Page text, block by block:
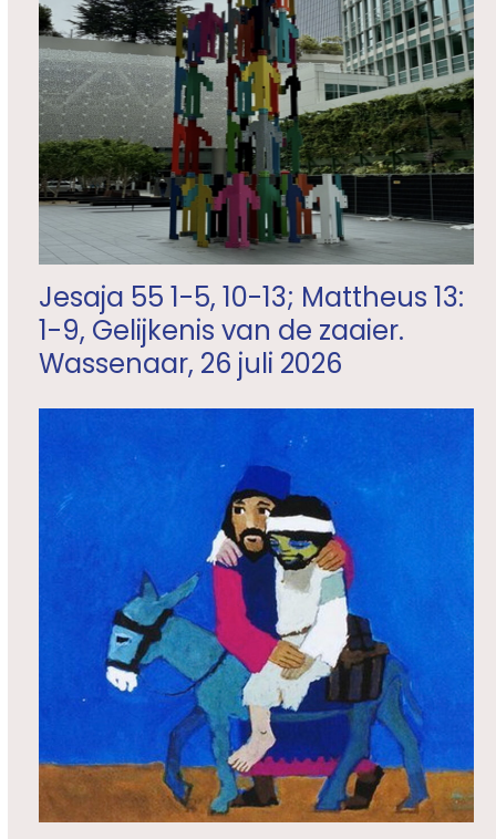
Jesaja 55 1-5, 10-13; Mattheus 13:
1-9, Gelijkenis van de zaaier.
Wassenaar, 26 juli 2026